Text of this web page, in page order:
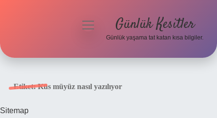
menüyü
Günlük Kesitler
Günlük yaşama tat katan kısa bilgiler.
Etiket:Küs müyüz nasıl yazılıyor
Sitemap